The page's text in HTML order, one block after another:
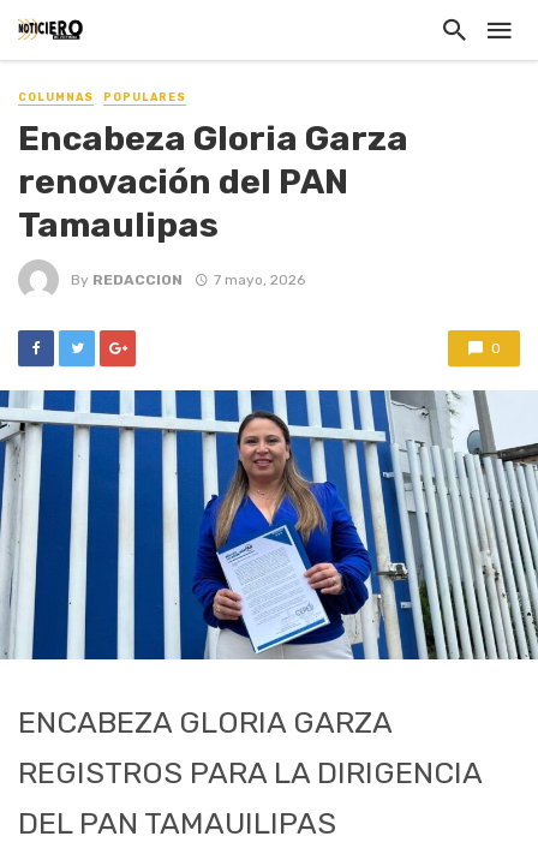
COLUMNAS POPULARES
Encabeza Gloria Garza
renovación del PAN
Tamaulipas
By REDACCION 7 mayo, 2026
0
ENCABEZA GLORIA GARZA
REGISTROS PARA LA DIRIGENCIA
DEL PAN TAMAUILIPAS